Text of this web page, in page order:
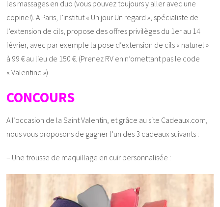
les massages en duo (vous pouvez toujours y aller avec une
copine!). A Paris, l’institut « Un jour Un regard », spécialiste de
l’extension de cils, propose des offres privilèges du 1er au 14
février, avec par exemple la pose d’extension de cils « naturel »
à 99 € au lieu de 150 €. (Prenez RV en n’omettant pas le code
« Valentine »)
CONCOURS
A l’occasion de la Saint Valentin, et grâce au site Cadeaux.com,
nous vous proposons de gagner l’un des 3 cadeaux suivants :
– Une trousse de maquillage en cuir personnalisée :